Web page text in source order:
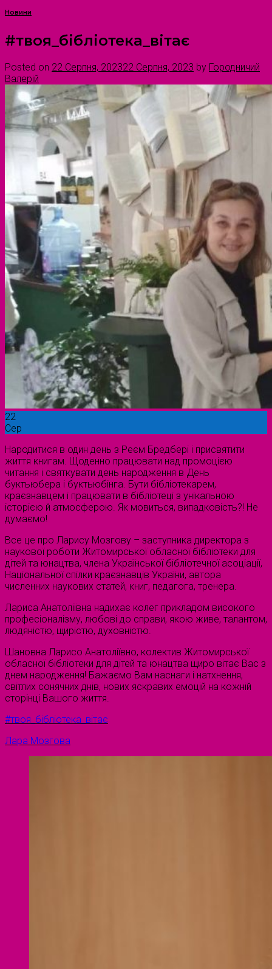
Новини
#твоя_бібліотека_вітає
Posted on 22 Серпня, 202322 Серпня, 2023 by Городничий
Валерій
22
Сер
Народитися в один день з Реєм Бредбері і присвятити
життя книгам. Щоденно працювати над промоцією
читання і святкувати день народження в День
буктьюбера і буктьюбінга. Бути бібліотекарем,
краєзнавцем і працювати в бібліотеці з унікальною
історією й атмосферою. Як мовиться, випадковість?! Не
думаємо!
Все це про Ларису Мозгову – заступника директора з
наукової роботи Житомирської обласної бібліотеки для
дітей та юнацтва, члена Української бібліотечної асоціації,
Національної спілки краєзнавців України, автора
численних наукових статей, книг, педагога, тренера.
Лариса Анатоліївна надихає колег прикладом високого
професіоналізму, любові до справи, якою живе, талантом,
людяністю, щирістю, духовністю.
Шановна Ларисо Анатоліївно, колектив Житомирської
обласної бібліотеки для дітей та юнацтва щиро вітає Вас з
днем народження! Бажаємо Вам наснаги і натхнення,
світлих сонячних днів, нових яскравих емоцій на кожній
сторінці Вашого життя.
#твоя_бібліотека_вітає
Лара Мозгова